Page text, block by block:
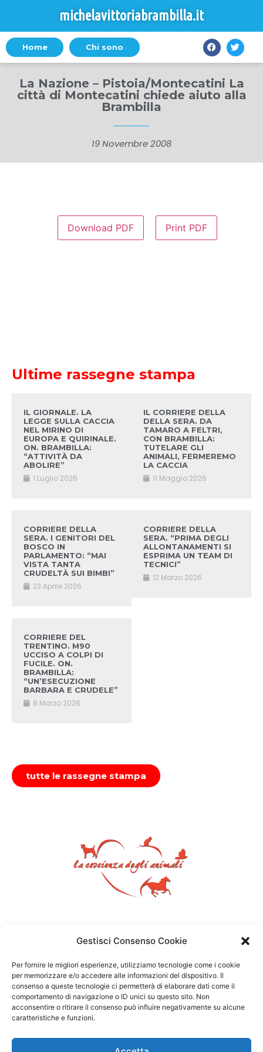
Gestisci Consenso Cookie
Per fornire le migliori esperienze, utilizziamo tecnologie come i cookie
per memorizzare e/o accedere alle informazioni del dispositivo. Il
consenso a queste tecnologie ci permetterà di elaborare dati come il
comportamento di navigazione o ID unici su questo sito. Non
acconsentire o ritirare il consenso può influire negativamente su alcune
caratteristiche e funzioni.
michelavittoriabrambilla.it
Home Chi sono
La Nazione – Pistoia/Montecatini La
città di Montecatini chiede aiuto alla
Brambilla
19 Novembre 2008
Download PDF Print PDF
Ultime rassegne stampa
IL GIORNALE. LA
LEGGE SULLA CACCIA
NEL MIRINO DI
EUROPA E QUIRINALE.
ON. BRAMBILLA:
“ATTIVITÀ DA
ABOLIRE”
1 Luglio 2026
IL CORRIERE DELLA
DELLA SERA. DA
TAMARO A FELTRI,
CON BRAMBILLA:
TUTELARE GLI
ANIMALI, FERMEREMO
LA CACCIA
11 Maggio 2026
CORRIERE DELLA
SERA. I GENITORI DEL
BOSCO IN
PARLAMENTO: “MAI
VISTA TANTA
CRUDELTÀ SUI BIMBI”
23 Aprile 2026
CORRIERE DELLA
SERA. “PRIMA DEGLI
ALLONTANAMENTI SI
ESPRIMA UN TEAM DI
TECNICI”
12 Marzo 2026
CORRIERE DEL
TRENTINO. M90
UCCISO A COLPI DI
FUCILE. ON.
BRAMBILLA:
“UN’ESECUZIONE
BARBARA E CRUDELE”
8 Marzo 2026
tutte le rassegne stampa